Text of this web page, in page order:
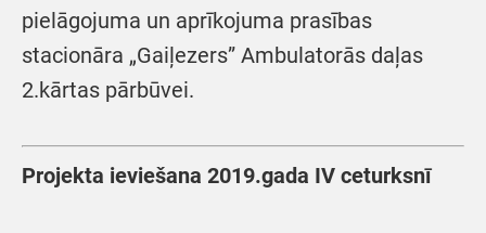
pielāgojuma un aprīkojuma prasības
stacionāra „Gaiļezers” Ambulatorās daļas
2.kārtas pārbūvei.
Projekta ieviešana 2019.gada IV ceturksnī